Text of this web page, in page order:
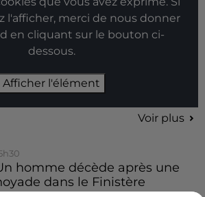
l'afficher, merci de nous donner
en cliquant sur le bouton ci-
dessous.
Afficher l'élément
Voir plus
homme décède après une
dans le Finistère